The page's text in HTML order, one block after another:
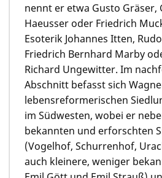
nennt er etwa Gusto Gräser,
Haeusser oder Friedrich
Esoterik Johannes Itten,
Friedrich Bernhard Marby
Richard Ungewitter. Im
Abschnitt befasst sich
lebensreformerischen
im Südwesten, wobei er
bekannten und erforschten
(Vogelhof, Schurrenhof,
auch kleinere, weniger